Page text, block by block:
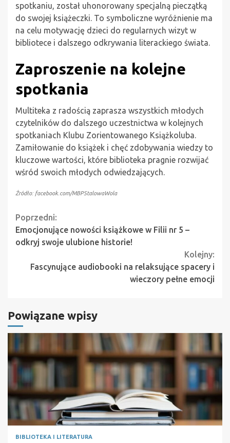
spotkaniu, został uhonorowany specjalną pieczątką
do swojej książeczki. To symboliczne wyróżnienie ma
na celu motywację dzieci do regularnych wizyt w
bibliotece i dalszego odkrywania literackiego świata.
Zaproszenie na kolejne
spotkania
Multiteka z radością zaprasza wszystkich młodych
czytelników do dalszego uczestnictwa w kolejnych
spotkaniach Klubu Zorientowanego Książkoluba.
Zamiłowanie do książek i chęć zdobywania wiedzy to
kluczowe wartości, które biblioteka pragnie rozwijać
wśród swoich młodych odwiedzających.
Źródło: facebook.com/MBPStalowaWola
Continue
Reading
Poprzedni:
Emocjonujące nowości książkowe w Filii nr 5 –
odkryj swoje ulubione historie!
Kolejny:
Fascynujące audiobooki na relaksujące spacery i
wieczory pełne emocji
Powiązane wpisy
BIBLIOTEKA I LITERATURA